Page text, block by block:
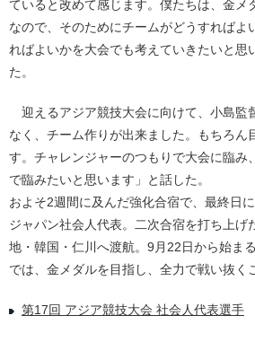
ていると改めて感じます。僕たちは、金メ
なので、そのためにチームがどうすればよ
ればよいかを大会でも考えていきたいと思
た。
迎えるアジア競技大会に向けて、小島監
なく、チーム作りが出来ました。もちろん
す。チャレンジャーのつもりで大会に臨み
で臨みたいと思います」と話した。
およそ2週間に及んだ強化合宿で、最終日
ジャパン社会人代表。二次合宿を打ち上げ
地・韓国・仁川へ渡航。9月22日から始ま
では、金メダルを目指し、全力で戦い抜く
第17回 アジア競技大会 社会人代表選手